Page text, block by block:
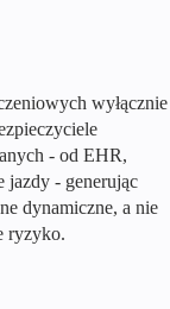
wyłącznie
- od EHR,
jazdy - generując
dynamiczne, a nie
ryzyko.